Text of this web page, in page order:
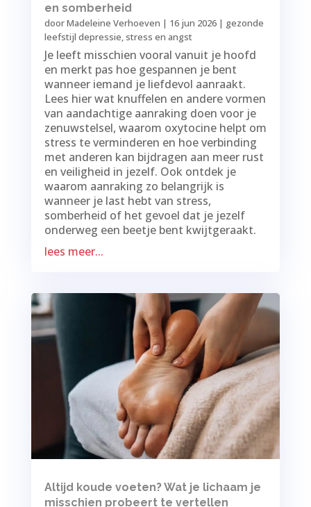
en somberheid
doorMadeleine Verhoeven | 16 jun 2026| gezonde
leefstijl depressie,stress en angst
Je leeft misschien vooral vanuit je hoofd
en merkt pas hoe gespannen je bent
wanneer iemand je liefdevol aanraakt.
Lees hier wat knuffelen en andere vormen
van aandachtige aanraking doen voor je
zenuwstelsel, waarom oxytocine helpt om
stress te verminderen en hoe verbinding
met anderen kan bijdragen aan meer rust
en veiligheid in jezelf. Ook ontdek je
waarom aanraking zo belangrijk is
wanneer je last hebt van stress,
somberheid of het gevoel dat je jezelf
onderweg een beetje bent kwijtgeraakt.
lees meer...
Altijd koude voeten? Wat je lichaam je
misschien probeert te vertellen